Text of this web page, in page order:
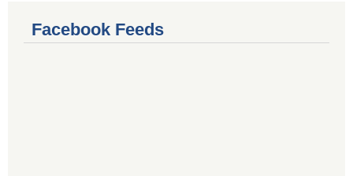
Facebook Feeds